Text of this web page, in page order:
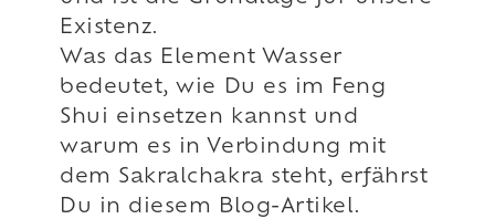
Existenz.
Was das Element Wasser
bedeutet, wie Du es im Feng
Shui einsetzen kannst und
warum es in Verbindung mit
dem Sakralchakra steht, erfährst
Du in diesem Blog-Artikel.